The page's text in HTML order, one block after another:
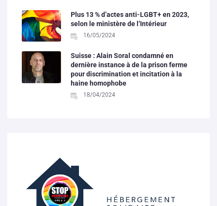
Plus 13 % d’actes anti-LGBT+ en 2023,
selon le ministère de l’Intérieur
16/05/2024
Suisse : Alain Soral condamné en
dernière instance à de la prison ferme
pour discrimination et incitation à la
haine homophobe
18/04/2024